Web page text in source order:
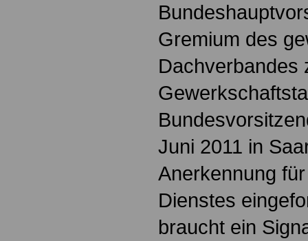
Gremium des
Dachverbandes
Juni 2011 in
Anerkennung
Dienstes
braucht ein